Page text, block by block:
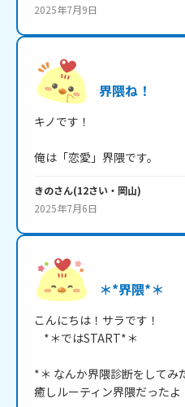
2025年7月9日
界隈ね！
キノです！
俺は「恋愛」界隈です。
きのさん(12さい・ 岡山)
2025年7月6日
＊*界隈*＊
こんにちは！サラです！
*＊ なんか界隈診断をしてみ
癒しルーティン界隈だった